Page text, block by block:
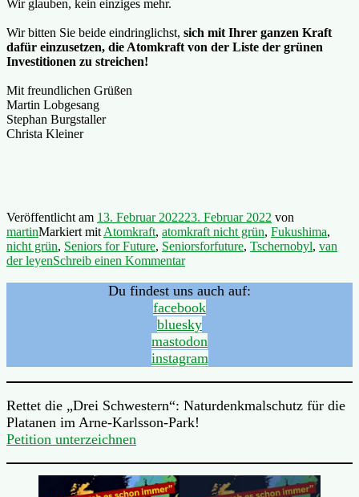
Wir glauben, kein einziges mehr.
Wir bitten Sie beide eindringlichst, sich mit Ihrer ganzen Kraft
dafür einzusetzen, die Atomkraft von der Liste der grünen
Investitionen zu streichen!
Mit freundlichen Grüßen
Martin Lobgesang
Stephan Burgstaller
Christa Kleiner
Veröffentlicht am 13. Februar 202223. Februar 2022 von
martinMarkiert mit Atomkraft, atomkraft nicht grün, Fukushima,
nicht grün, Seniors for Future, Seniorsforfuture, Tschernobyl, van
der leyenSchreib einen Kommentar
Du findest uns auch auf:
facebook
bluesky
mastodon
instagram
Rettet die „Drei Schwestern“: Naturdenkmalschutz für die
Platanen im Arne-Karlsson-Park!
Petition unterzeichnen